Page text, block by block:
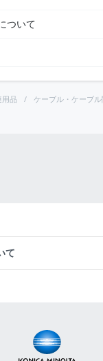
ついて
品 ケーブル・ケーブ
て